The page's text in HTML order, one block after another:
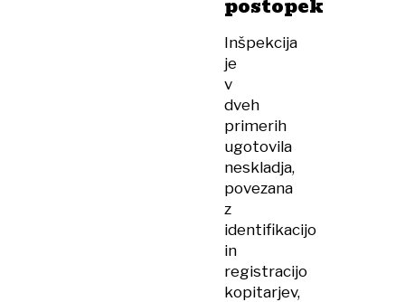
postopek
Inšpekcija
je
v
dveh
primerih
ugotovila
neskladja,
povezana
z
identifikacijo
in
registracijo
kopitarjev,